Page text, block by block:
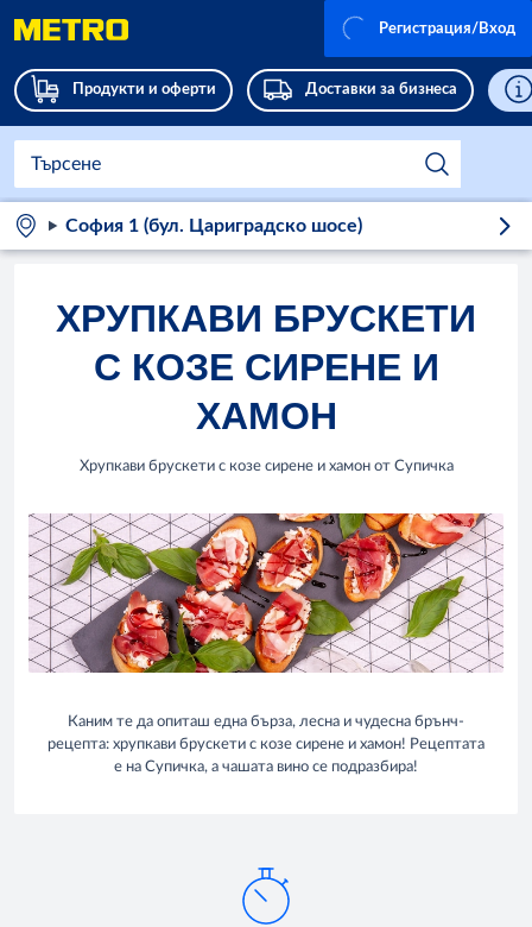
Продукти и оферти Доставки за бизнеса
Регистрация/Вход
София 1 (бул. Цариградско шосе)
ХРУПКАВИ БРУСКЕТИ
С КОЗЕ СИРЕНЕ И
ХАМОН
Хрупкави брускети с козе сирене и хамон от Супичка
Каним те да опиташ една бърза, лесна и чудесна брънч-
рецепта: хрупкави брускети с козе сирене и хамон! Рецептата
е на Супичка, а чашата вино се подразбира!